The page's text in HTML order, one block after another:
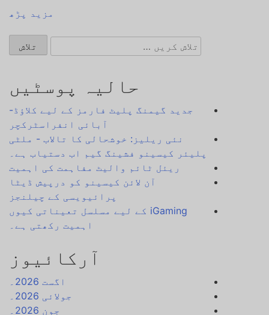
مزید پڑھ
تلاش
کریں
حالیہ پوسٹیں
جدید گیمنگ پلیٹ فارمز کے لیے کلاؤڈ-
آبائی انفراسٹرکچر
نئی ریلیز: خوشحالی کا تالاب - ملٹی
پلیئر کیسینو فشینگ گیم اب دستیاب ہے۔
ریئل ٹائم والیٹ مفاہمت کی اہمیت
آن لائن کیسینو کو درپیش ڈیٹا
پرائیویسی کے چیلنجز
iGaming کے لیے مسلسل تعیناتی کیوں
اہمیت رکھتی ہے۔
آرکائیوز
اگست 2026۔
جولائی 2026۔
جون 2026۔